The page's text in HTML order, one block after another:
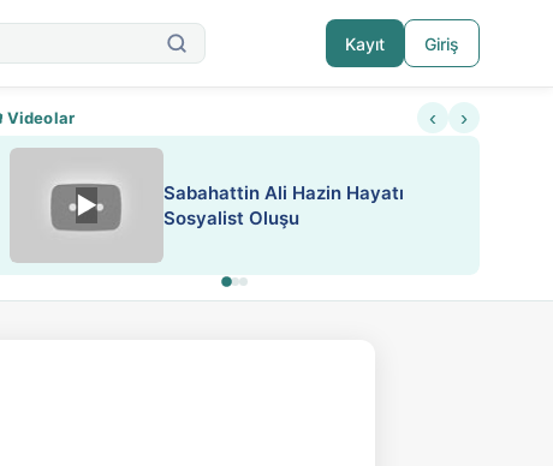
Kayıt Giriş
Nadir içeriklere kısıtlama ve kredi sistemi
Videolar ‹ ›
▶
Sabahattin Ali Hazin Hayatı
Sosyalist Oluşu